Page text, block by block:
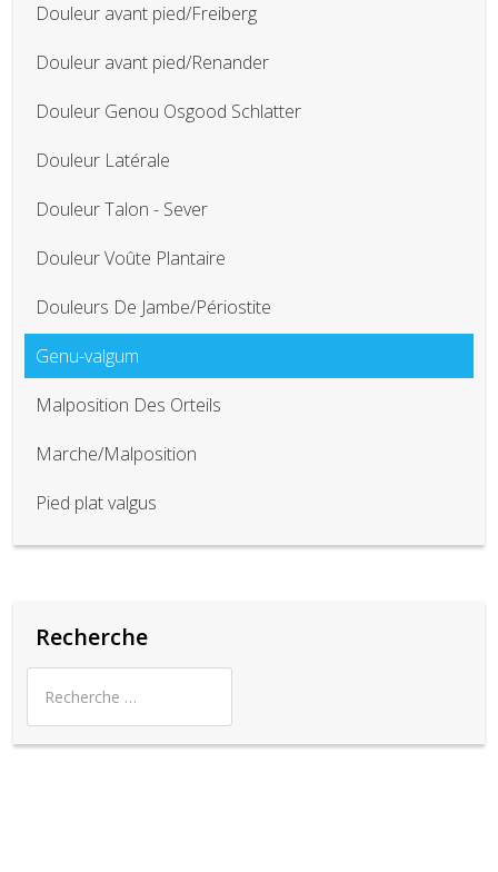
Douleur avant pied/Freiberg
Douleur avant pied/Renander
Douleur Genou Osgood Schlatter
Douleur Latérale
Douleur Talon - Sever
Douleur Voûte Plantaire
Douleurs De Jambe/Périostite
Genu-valgum
Malposition Des Orteils
Marche/Malposition
Pied plat valgus
Recherche